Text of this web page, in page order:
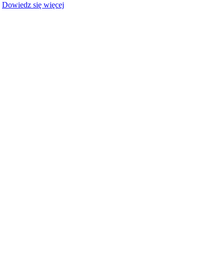
Dowiedz się więcej